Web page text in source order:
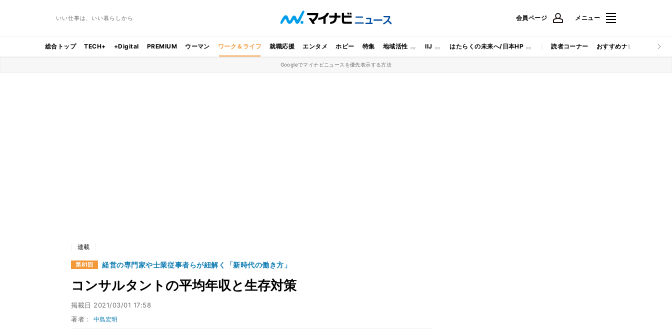
いい仕事は、いい暮らしから 会員ページ メニュー
総合トップ TECH+ +Digital PREMIUM ウーマン ワーク＆ライフ 就職応援 エンタメ ホビー 特集 地域活性 IIJ はたらくの未来へ/日本HP 読者コーナー おすすめナビ マイナビ
Googleでマイナビニュースを優先表示する方法
連載
第81回 経営の専門家や士業従事者らが紐解く「新時代の働き方」
コンサルタントの平均年収と生存対策
掲載日 2021/03/01 17:58
著者：中島宏明